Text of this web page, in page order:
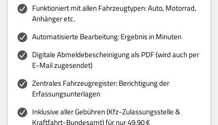
Funktioniert mit allen Fahrzeugtypen: Auto, Motorrad,
Anhänger etc.
Automatisierte Bearbeitung: Ergebnis in Minuten
Digitale Abmeldebescheinigung als PDF (wird auch per
E-Mail zugesendet)
Zentrales Fahrzeugregister: Berichtigung der
Erfassungsunterlagen
Inklusive aller Gebühren (Kfz-Zulassungsstelle &
Kraftfahrt-Bundesamt) für nur 49,90 €